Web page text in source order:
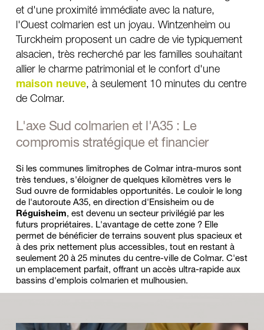
et d'une proximité immédiate avec la nature,
l'Ouest colmarien est un joyau. Wintzenheim ou
Turckheim proposent un cadre de vie typiquement
alsacien, très recherché par les familles souhaitant
allier le charme patrimonial et le confort d'une
maison neuve, à seulement 10 minutes du centre
de Colmar.
L'axe Sud colmarien et l'A35 : Le
compromis stratégique et financier
Si les communes limitrophes de Colmar intra-muros sont
très tendues, s'éloigner de quelques kilomètres vers le
Sud ouvre de formidables opportunités. Le couloir le long
de l'autoroute A35, en direction d'Ensisheim ou de
Réguisheim, est devenu un secteur privilégié par les
futurs propriétaires. L'avantage de cette zone ? Elle
permet de bénéficier de terrains souvent plus spacieux et
à des prix nettement plus accessibles, tout en restant à
seulement 20 à 25 minutes du centre-ville de Colmar. C'est
un emplacement parfait, offrant un accès ultra-rapide aux
bassins d'emplois colmarien et mulhousien.